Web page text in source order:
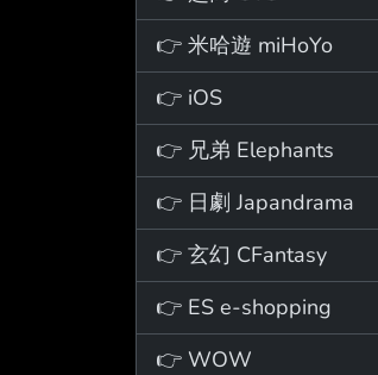
👉 米哈遊 miHoYo
👉 iOS
👉 兄弟 Elephants
👉 日劇 Japandrama
👉 玄幻 CFantasy
👉 ES e-shopping
👉 WOW